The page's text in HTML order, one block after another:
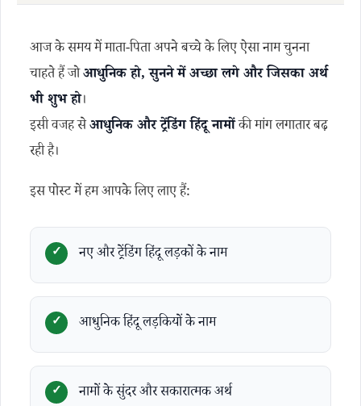
आज के समय में माता-पिता अपने बच्चे के लिए ऐसा नाम चुनना
चाहते हैं जोआधुनिक हो, सुनने में अच्छा लगे और जिसका अर्थ
भी शुभ हो।
इसी वजह सेआधुनिक और ट्रेंडिंग हिंदू नामोंकी मांग लगातार बढ़
रही है।
इस पोस्ट में हम आपके लिए लाए हैं:
नए और ट्रेंडिंग हिंदू लड़कों के नाम
आधुनिक हिंदू लड़कियों के नाम
नामों के सुंदर और सकारात्मक अर्थ